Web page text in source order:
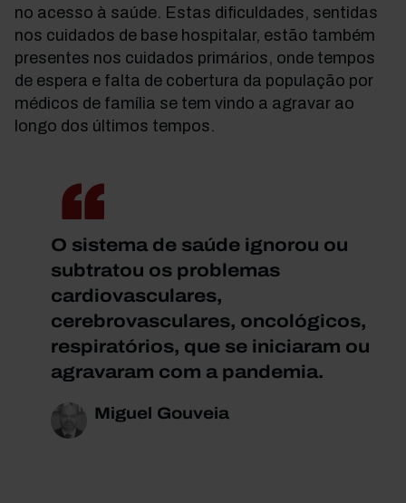
no acesso à saúde. Estas dificuldades, sentidas
nos cuidados de base hospitalar, estão também
presentes nos cuidados primários, onde tempos
de espera e falta de cobertura da população por
médicos de família se tem vindo a agravar ao
longo dos últimos tempos.
O sistema de saúde ignorou ou
subtratou os problemas
cardiovasculares,
cerebrovasculares, oncológicos,
respiratórios, que se iniciaram ou
agravaram com a pandemia.
Miguel Gouveia